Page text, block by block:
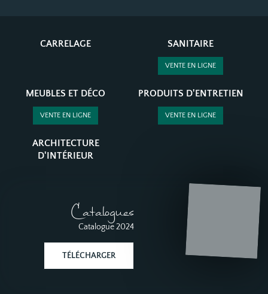
CARRELAGE SANITAIRE
VENTE EN LIGNE
MEUBLES ET DÉCO
VENTE EN LIGNE
PRODUITS D'ENTRETIEN
VENTE EN LIGNE
ARCHITECTURE
D'INTÉRIEUR
Catalogues
Catalogue 2024
TÉLÉCHARGER